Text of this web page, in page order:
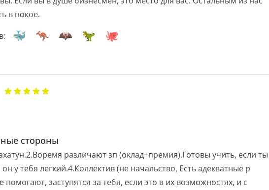
в покое.
стороны
различают зп ​​(оклад+премия).Готовы учить, если ты
у тебя легкий.4.Коллектив (не начальство, Есть адекватные р
помогают, заступятся за тебя, если это в их возможностях, и с